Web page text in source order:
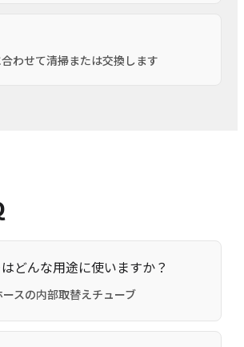
わせて清掃または交換します
どんな用途に使いますか？
スの内部取替えチューブ